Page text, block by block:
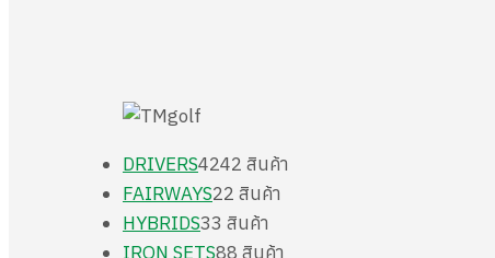
DRIVERS4242 สินค้า
FAIRWAYS22 สินค้า
HYBRIDS33 สินค้า
IRON SETS88 สินค้า